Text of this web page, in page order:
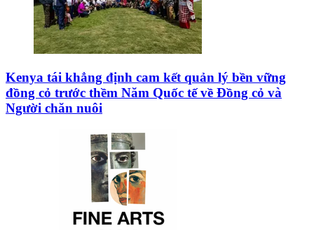
Kenya tái khẳng định cam kết quản lý bền vững
đồng cỏ trước thềm Năm Quốc tế về Đồng cỏ và
Người chăn nuôi